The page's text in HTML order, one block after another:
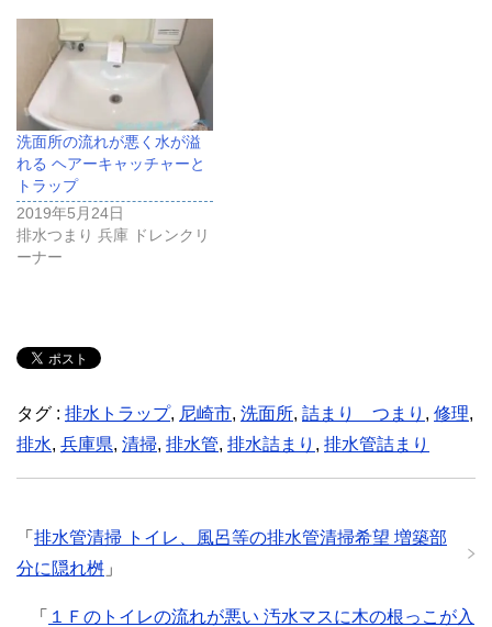
洗面所の流れが悪く水が溢
れる ヘアーキャッチャーと
トラップ
2019年5月24日
排水つまり 兵庫 ドレンクリ
ーナー
タグ : 排水トラップ, 尼崎市, 洗面所, 詰まり つまり , 修理,
排水, 兵庫県, 清掃, 排水管, 排水詰まり , 排水管詰まり
「 排水管清掃 トイレ、風呂等の排水管清掃希望 増築部
分に隠れ桝 」
「 １Ｆのトイレの流れが悪い 汚水マスに木の根っこが入